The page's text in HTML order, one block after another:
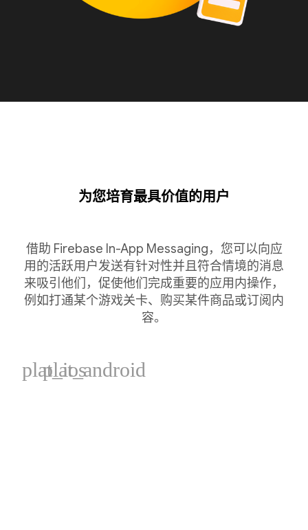
为您培育最具价值的用户
借助 Firebase In-App Messaging，您可以向应
用的活跃用户发送有针对性并且符合情境的消息
来吸引他们，促使他们完成重要的应用内操作，
例如打通某个游戏关卡、购买某件商品或订阅内
容。
plat_ios
plat_android